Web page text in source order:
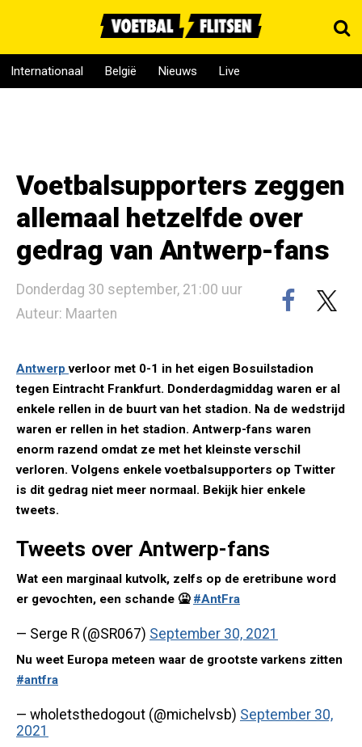
Internationaal België Nieuws Live
Voetbalsupporters zeggen
allemaal hetzelfde over
gedrag van Antwerp-fans
Donderdag 30 september, 21:00 uur
Auteur: Maarten
Antwerpverloor met 0-1 in het eigen Bosuilstadion
tegen Eintracht Frankfurt. Donderdagmiddag waren er al
enkele rellen in de buurt van het stadion. Na de wedstrijd
waren er rellen in het stadion. Antwerp-fans waren
enorm razend omdat ze met het kleinste verschil
verloren. Volgens enkele voetbalsupporters op Twitter
is dit gedrag niet meer normaal. Bekijk hier enkele
tweets.
Tweets over Antwerp-fans
Wat een marginaal kutvolk, zelfs op de eretribune word
er gevochten, een schande 🤮 #AntFra
— Serge R (@SR067) September 30, 2021
Nu weet Europa meteen waar de grootste varkens zitten
#antfra
— wholetsthedogout (@michelvsb) September 30,
2021